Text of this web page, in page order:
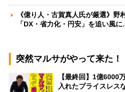
《億り人・古賀真人氏が厳選》野
「DX・省力化・円安」を追い風
突然マルサがやって来た！
【最終回】1億6000
入れたプライスレス